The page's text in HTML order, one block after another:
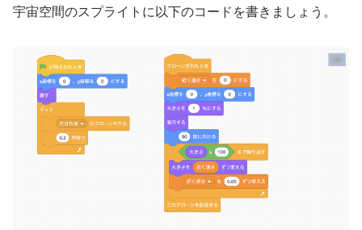
宇宙空間のスプライトに以下のコードを書きましょう。